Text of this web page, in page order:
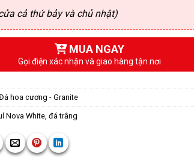
cả thứ bảy và chủ nhật)
MUA NGAY
Gọi điện xác nhận và giao hàng tận nơi
hoa cương - Granite
Nova White, đá trắng